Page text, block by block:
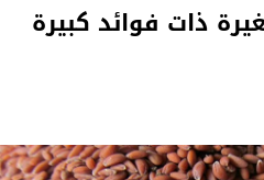
ذات فوائد كبيرة